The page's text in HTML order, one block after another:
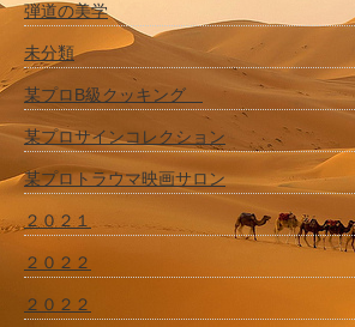
弾道の美学
未分類
某プロB級クッキング
某プロサインコレクション
某プロトラウマ映画サロン
２０２１
２０２２
２０２２